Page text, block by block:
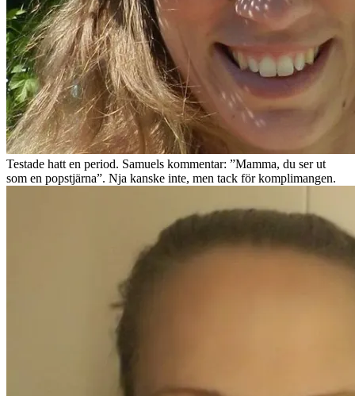
Testade hatt en period. Samuels kommentar: ”Mamma, du ser ut
som en popstjärna”. Nja kanske inte, men tack för komplimangen.